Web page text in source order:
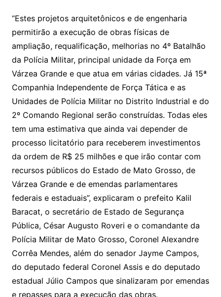
“Estes projetos arquitetônicos e de engenharia
permitirão a execução de obras físicas de
ampliação, requalificação, melhorias no 4º Batalhão
da Polícia Militar, principal unidade da Força em
Várzea Grande e que atua em várias cidades. Já 15ª
Companhia Independente de Força Tática e as
Unidades de Polícia Militar no Distrito Industrial e do
2º Comando Regional serão construídas. Todas eles
tem uma estimativa que ainda vai depender de
processo licitatório para receberem investimentos
da ordem de R$ 25 milhões e que irão contar com
recursos públicos do Estado de Mato Grosso, de
Várzea Grande e de emendas parlamentares
federais e estaduais”, explicaram o prefeito Kalil
Baracat, o secretário de Estado de Segurança
Pública, César Augusto Roveri e o comandante da
Polícia Militar de Mato Grosso, Coronel Alexandre
Corrêa Mendes, além do senador Jayme Campos,
do deputado federal Coronel Assis e do deputado
estadual Júlio Campos que sinalizaram por emendas
e repasses para a execução das obras.